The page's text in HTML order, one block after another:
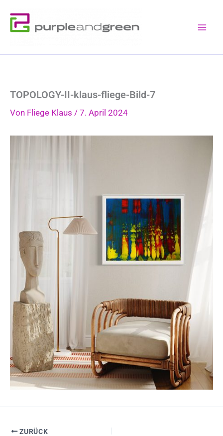
Inhalt
springen
TOPOLOGY-II-klaus-fliege-Bild-7
Von Fliege Klaus / 7. April 2024
ZURÜCK